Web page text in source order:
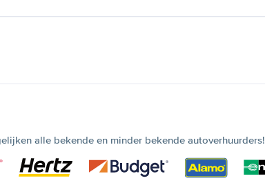
alle bekende en minder bekende autoverhuurders!